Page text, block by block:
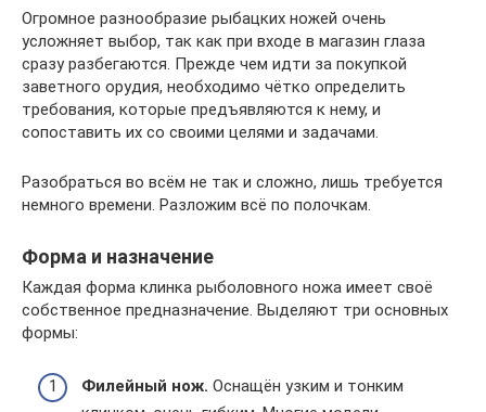
Огромное разнообразие рыбацких ножей очень
усложняет выбор, так как при входе в магазин глаза
сразу разбегаются. Прежде чем идти за покупкой
заветного орудия, необходимо чётко определить
требования, которые предъявляются к нему, и
сопоставить их со своими целями и задачами.
Разобраться во всём не так и сложно, лишь требуется
немного времени. Разложим всё по полочкам.
Форма и назначение
Каждая форма клинка рыболовного ножа имеет своё
собственное предназначение. Выделяют три основных
формы:
Филейный нож. Оснащён узким и тонким